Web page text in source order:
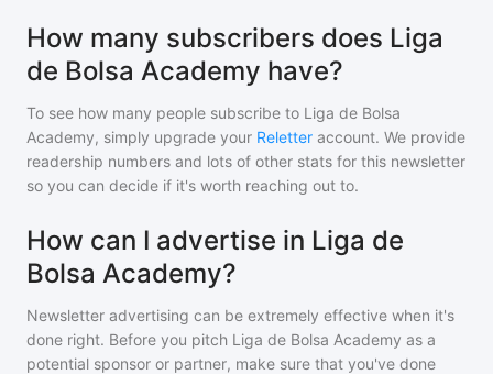
How many subscribers does Liga
de Bolsa Academy have?
To see how many people subscribe to Liga de Bolsa
Academy, simply upgrade your Reletter account. We provide
readership numbers and lots of other stats for this newsletter
so you can decide if it's worth reaching out to.
How can I advertise in Liga de
Bolsa Academy?
Newsletter advertising can be extremely effective when it's
done right. Before you pitch Liga de Bolsa Academy as a
potential sponsor or partner, make sure that you've done